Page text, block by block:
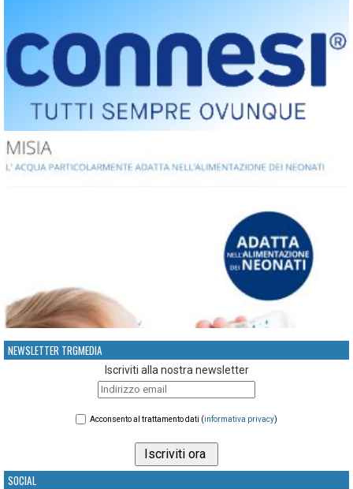
NEWSLETTER TRGMEDIA
Iscriviti alla nostra newsletter
Acconsento al trattamento dati (informativa privacy)
SOCIAL